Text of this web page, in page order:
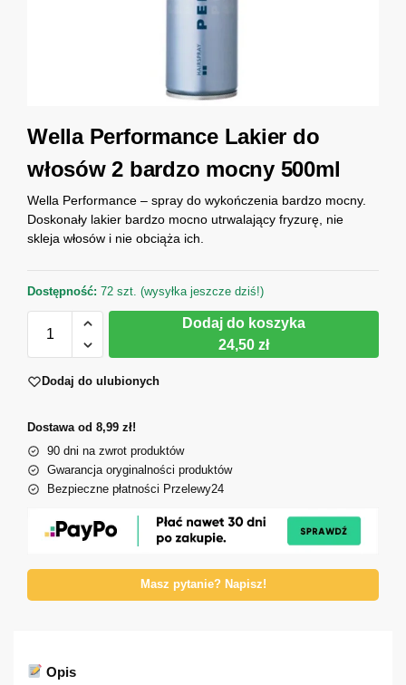
Wella Performance Lakier do
włosów 2 bardzo mocny 500ml
Wella Performance – spray do wykończenia bardzo mocny.
Doskonały lakier bardzo mocno utrwalający fryzurę, nie
skleja włosów i nie obciąża ich.
Dostępność: 72 szt. (wysyłka jeszcze dziś!)
Dodaj do koszyka
24,50 zł
Dodaj do ulubionych
Dostawa od 8,99 zł!
90 dni na zwrot produktów
Gwarancja oryginalności produktów
Bezpieczne płatności Przelewy24
Masz pytanie? Napisz!
Opis